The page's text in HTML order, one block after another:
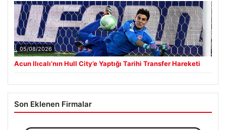
05/08/2026
Acun Ilıcalı’nın Hull City’e Yaptığı Tarihi Transfer Hareketi
Son Eklenen Firmalar